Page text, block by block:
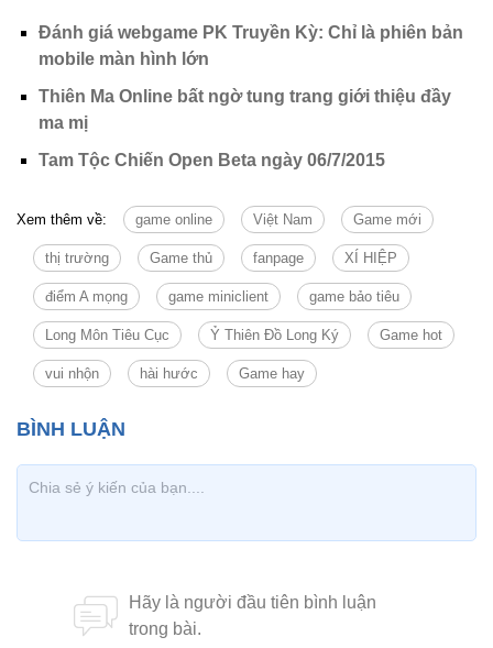
Đánh giá webgame PK Truyền Kỳ: Chỉ là phiên bản
mobile màn hình lớn
Thiên Ma Online bất ngờ tung trang giới thiệu đầy
ma mị
Tam Tộc Chiến Open Beta ngày 06/7/2015
Xem thêm về: game online Việt Nam Game mới
thị trường Game thủ fanpage XÍ HIỆP
điểm A mọng game miniclient game bảo tiêu
Long Môn Tiêu Cục Ỷ Thiên Đồ Long Ký Game hot
vui nhộn hài hước Game hay